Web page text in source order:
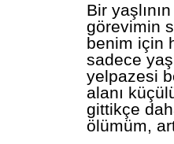
Bir
görevimin
benim için
sadece
yelpazesi
alanı
gittikçe
ölümüm,